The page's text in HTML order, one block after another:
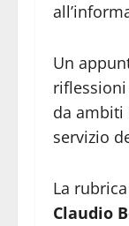
Un
da ambiti
servizio
La
Claudio